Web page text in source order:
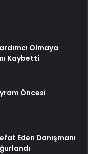
Olmaya
Kaybetti
Öncesi
Eden Danışmanı